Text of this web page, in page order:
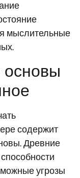
мыслительные
основы
содержит
Древние
угрозы